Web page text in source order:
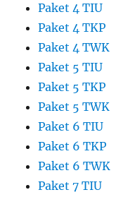
Paket 4 TIU
Paket 4 TKP
Paket 4 TWK
Paket 5 TIU
Paket 5 TKP
Paket 5 TWK
Paket 6 TIU
Paket 6 TKP
Paket 6 TWK
Paket 7 TIU